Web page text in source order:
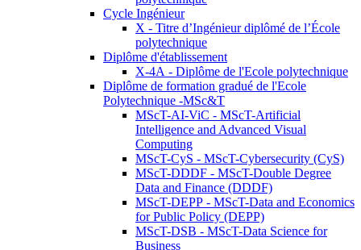
Cycle Ingénieur
X - Titre d’Ingénieur diplômé de l’École
polytechnique
Diplôme d'établissement
X-4A - Diplôme de l'Ecole polytechnique
Diplôme de formation gradué de l'Ecole
Polytechnique -MSc&T
MScT-AI-ViC - MScT-Artificial
Intelligence and Advanced Visual
Computing
MScT-CyS - MScT-Cybersecurity (CyS)
MScT-DDDF - MScT-Double Degree
Data and Finance (DDDF)
MScT-DEPP - MScT-Data and Economics
for Public Policy (DEPP)
MScT-DSB - MScT-Data Science for
Business